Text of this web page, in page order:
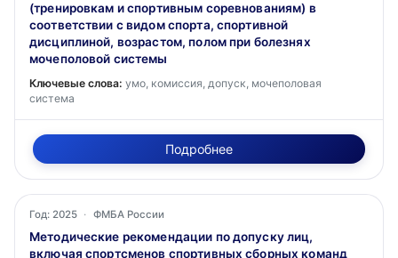
(тренировкам и спортивным соревнованиям) в
соответствии с видом спорта, спортивной
дисциплиной, возрастом, полом при болезнях
мочеполовой системы
Ключевые слова: умо, комиссия, допуск, мочеполовая
система
Подробнее
Год: 2025 · ФМБА России
Методические рекомендации по допуску лиц,
включая спортсменов спортивных сборных команд